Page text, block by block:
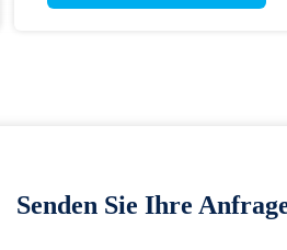
Senden Sie Ihre